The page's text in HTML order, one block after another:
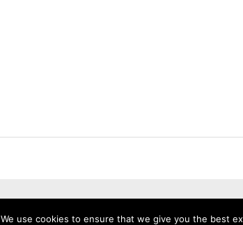
© 2013
We use cookies to ensure that we give you the best